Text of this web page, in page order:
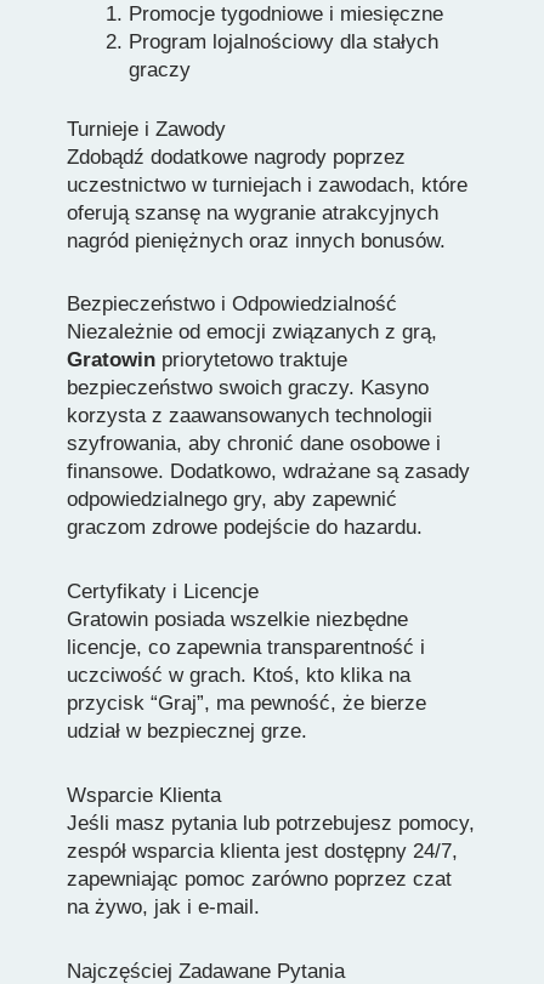
Promocje tygodniowe i miesięczne
Program lojalnościowy dla stałych
graczy
Turnieje i Zawody
Zdobądź dodatkowe nagrody poprzez
uczestnictwo w turniejach i zawodach, które
oferują szansę na wygranie atrakcyjnych
nagród pieniężnych oraz innych bonusów.
Bezpieczeństwo i Odpowiedzialność
Niezależnie od emocji związanych z grą,
Gratowin priorytetowo traktuje
bezpieczeństwo swoich graczy. Kasyno
korzysta z zaawansowanych technologii
szyfrowania, aby chronić dane osobowe i
finansowe. Dodatkowo, wdrażane są zasady
odpowiedzialnego gry, aby zapewnić
graczom zdrowe podejście do hazardu.
Certyfikaty i Licencje
Gratowin posiada wszelkie niezbędne
licencje, co zapewnia transparentność i
uczciwość w grach. Ktoś, kto klika na
przycisk “Graj”, ma pewność, że bierze
udział w bezpiecznej grze.
Wsparcie Klienta
Jeśli masz pytania lub potrzebujesz pomocy,
zespół wsparcia klienta jest dostępny 24/7,
zapewniając pomoc zarówno poprzez czat
na żywo, jak i e-mail.
Najczęściej Zadawane Pytania